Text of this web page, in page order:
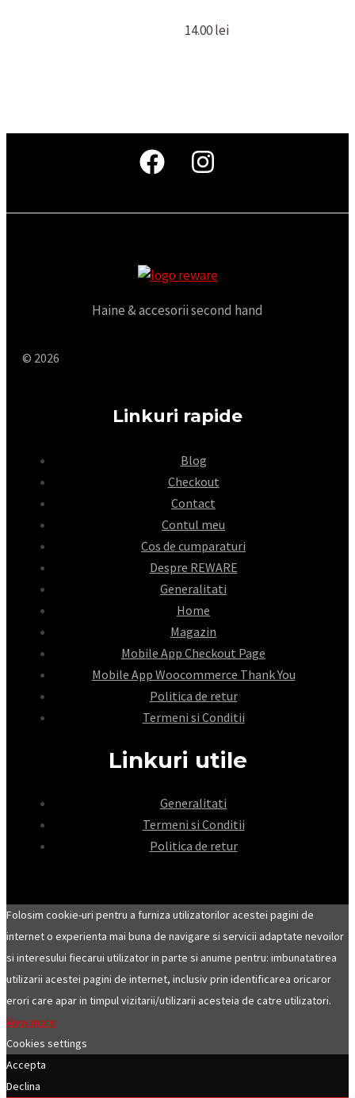
14.00lei
Haine & accesorii second hand
© 2026
Linkuri rapide
Blog
Checkout
Contact
Contul meu
Cos de cumparaturi
Despre REWARE
Generalitati
Home
Magazin
Mobile App Checkout Page
Mobile App Woocommerce Thank You
Politica de retur
Termeni si Conditii
Linkuri utile
Generalitati
Termeni si Conditii
Politica de retur
Folosim cookie-uri pentru a furniza utilizatorilor acestei pagini de
internet o experienta mai buna de navigare si servicii adaptate nevoilor
si interesului fiecarui utilizator in parte si anume pentru: imbunatatirea
utilizarii acestei pagini de internet, inclusiv prin identificarea oricaror
erori care apar in timpul vizitarii/utilizarii acesteia de catre utilizatori.
View more
Cookies settings
Accepta
Declina